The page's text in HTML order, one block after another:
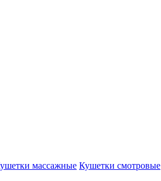
массажные Кушетки смотровые